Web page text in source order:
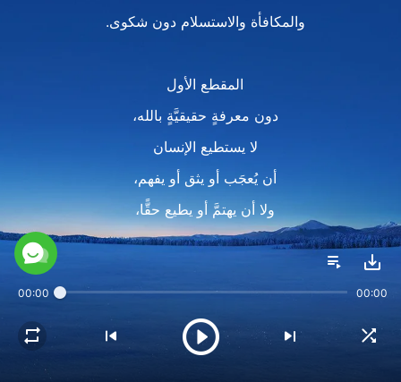
والمكافأة والاستسلام دون شكوى.
المقطع الأول
دون معرفةٍ حقيقيَّةٍ بالله،
لا يستطيع الإنسان
أن يُعجَب أو يثق أو يفهم،
ولا أن يهتمَّ أو يطيع حقًّا،
بل سيكون مليئًا بالرهبة والقلق،
دون معرفةٍ حقيقيَّةٍ بالله،
00:00 00:00